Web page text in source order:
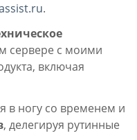
.
сервере с моими
включая
в ногу со временем и
, делегируя рутинные